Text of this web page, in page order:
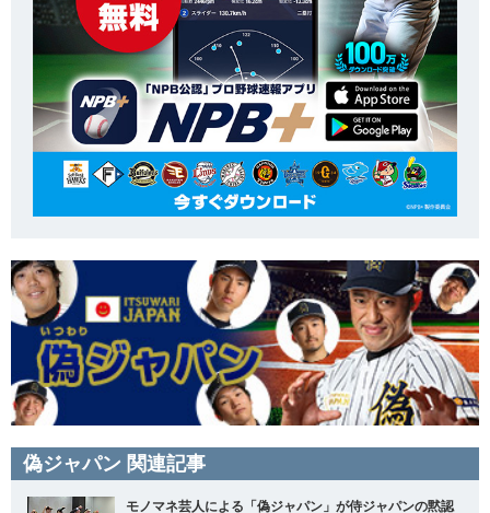
偽ジャパン 関連記事
モノマネ芸人による「偽ジャパン」が侍ジャパンの黙認